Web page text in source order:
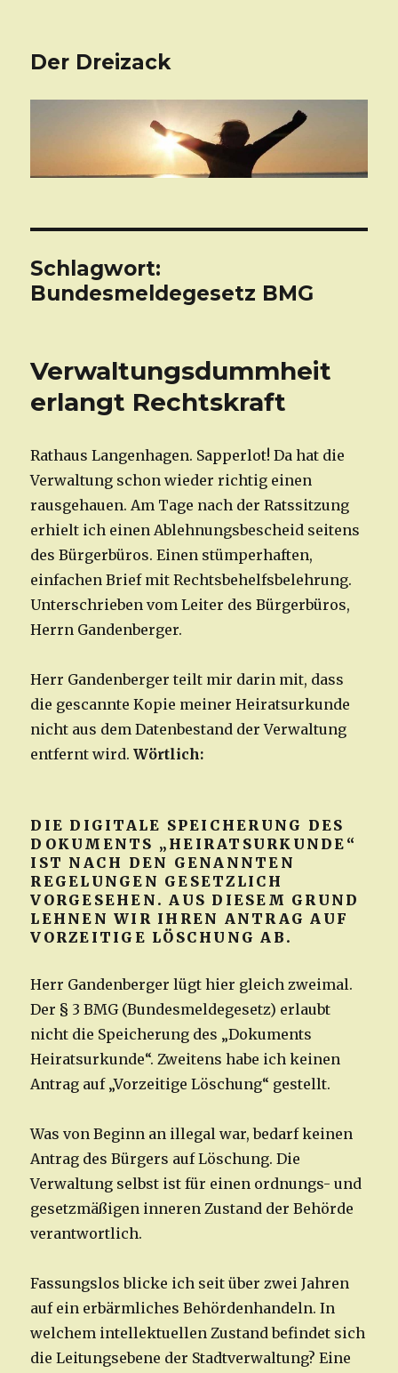
Der Dreizack
Schlagwort:
Bundesmeldegesetz BMG
Verwaltungsdummheit
erlangt Rechtskraft
Rathaus Langenhagen. Sapperlot! Da hat die
Verwaltung schon wieder richtig einen
rausgehauen. Am Tage nach der Ratssitzung
erhielt ich einen Ablehnungsbescheid seitens
des Bürgerbüros. Einen stümperhaften,
einfachen Brief mit Rechtsbehelfsbelehrung.
Unterschrieben vom Leiter des Bürgerbüros,
Herrn Gandenberger.
Herr Gandenberger teilt mir darin mit, dass
die gescannte Kopie meiner Heiratsurkunde
nicht aus dem Datenbestand der Verwaltung
entfernt wird.Wörtlich:
DIE DIGITALE SPEICHERUNG DES
DOKUMENTS „HEIRATSURKUNDE“
IST NACH DEN GENANNTEN
REGELUNGEN GESETZLICH
VORGESEHEN. AUS DIESEM GRUND
LEHNEN WIR IHREN ANTRAG AUF
VORZEITIGE LÖSCHUNG AB.
Herr Gandenberger lügt hier gleich zweimal.
Der § 3 BMG (Bundesmeldegesetz) erlaubt
nicht die Speicherung des „Dokuments
Heiratsurkunde“. Zweitens habe ich keinen
Antrag auf „Vorzeitige Löschung“ gestellt.
Was von Beginn an illegal war, bedarf keinen
Antrag des Bürgers auf Löschung. Die
Verwaltung selbst ist für einen ordnungs- und
gesetzmäßigen inneren Zustand der Behörde
verantwortlich.
Fassungslos blicke ich seit über zwei Jahren
auf ein erbärmliches Behördenhandeln. In
welchem intellektuellen Zustand befindet sich
die Leitungsebene der Stadtverwaltung? Eine